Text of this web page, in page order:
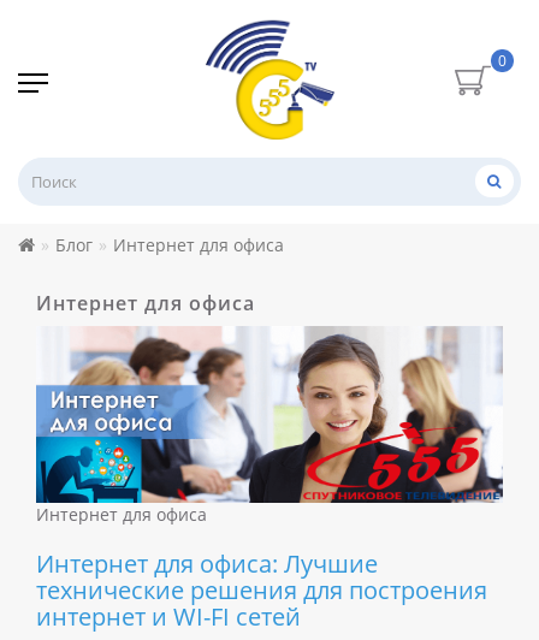
0
Блог Интернет для офиса
Интернет для офиса
Интернет для офиса
Интернет для офиса: Лучшие
технические решения для построения
интернет и WI-FI сетей